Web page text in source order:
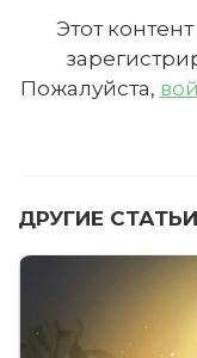
Этот
Пожалуйста,
ДРУГИЕ